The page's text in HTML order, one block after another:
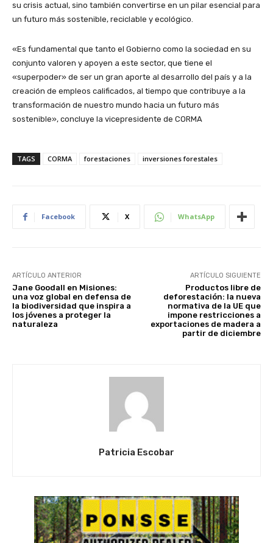
su crisis actual, sino también convertirse en un pilar esencial para
un futuro más sostenible, reciclable y ecológico.
«Es fundamental que tanto el Gobierno como la sociedad en su
conjunto valoren y apoyen a este sector, que tiene el
«superpoder» de ser un gran aporte al desarrollo del país y a la
creación de empleos calificados, al tiempo que contribuye a la
transformación de nuestro mundo hacia un futuro más
sostenible», concluye la vicepresidente de CORMA
TAGS CORMA forestaciones inversiones forestales
Facebook X WhatsApp
ARTÍCULO ANTERIOR
Jane Goodall en Misiones:
una voz global en defensa de
la biodiversidad que inspira a
los jóvenes a proteger la
naturaleza
ARTÍCULO SIGUIENTE
Productos libre de
deforestación: la nueva
normativa de la UE que
impone restricciones a
exportaciones de madera a
partir de diciembre
Patricia Escobar